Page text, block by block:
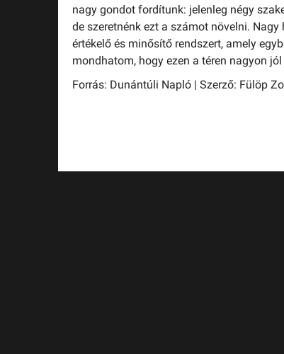
nagy gondot fordítunk: jelenleg négy
de szeretnénk ezt a számot növelni.
értékelő és minősítő rendszert, amely
mondhatom, hogy ezen a téren nagyon
Forrás: Dunántúli Napló | Szerző: Fülöp